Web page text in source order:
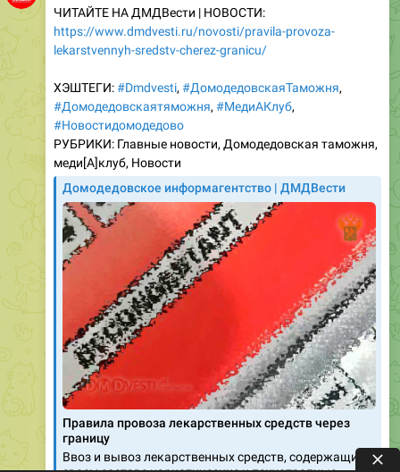
lekarstvennyh-sredstv-cherez-granicu/
ХЭШТЕГИ:#Dmdvesti,#ДомодедовскаяТаможня
#Новостидомодедово
РУБРИКИ: Главные новости, Домодедовская таможня,
меди[A]клуб, Новости
Домодедовское информагентство | ДМДВести
Правила провоза лекарственных средств через
границу
Ввоз и вывоз лекарственных средств, содержащих в
своем составе наркотические и психотропные
вещества, осуществляется по медицинским
показаниям при наличии подтверждающих